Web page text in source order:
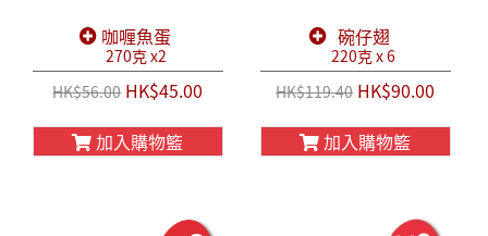
咖喱魚蛋
270克 x2
HK$56.00HK$45.00
加入購物籃
碗仔翅
220克 x 6
HK$119.40HK$90.00
加入購物籃